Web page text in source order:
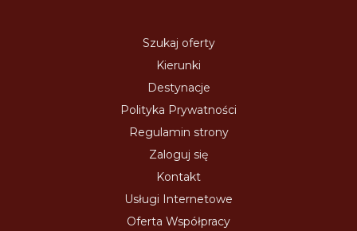
Szukaj oferty
Kierunki
Destynacje
Polityka Prywatności
Regulamin strony
Zaloguj się
Kontakt
Usługi Internetowe
Oferta Współpracy